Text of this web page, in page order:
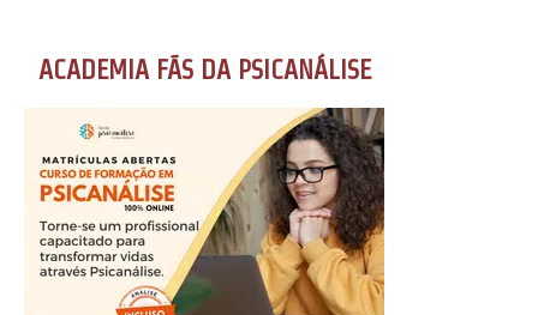
ACADEMIA FÃS DA PSICANÁLISE